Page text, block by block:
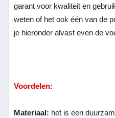
garant voor kwaliteit en
weten of het ook één van de
je hieronder alvast even de
Voordelen:
Materiaal: het is een